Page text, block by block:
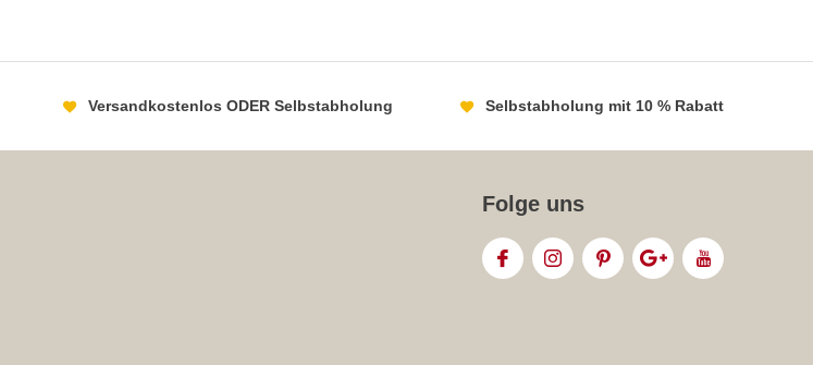
Versandkostenlos ODER Selbstabholung Selbstabholung mit 10 % Rabatt
Folge uns